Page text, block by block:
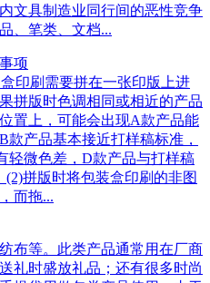
文具制造业同行间的恶性竞争
、笔类、文档...
项
印刷需要拼在一张印版上进
拼版时色调相同或相近的产品
置上，可能会出现A款产品能
款产品基本接近打样稿标准，
轻微色差，D款产品与打样稿
拼版时将包装盒印刷的非图
而拖...
布等。此类产品通常用在厂商
礼时盛放礼品；还有很多时尚